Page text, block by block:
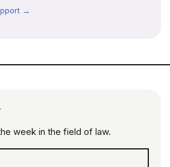
→
week in the field of law.